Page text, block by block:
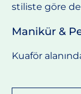
stiliste göre
Manikür &
Kuaför